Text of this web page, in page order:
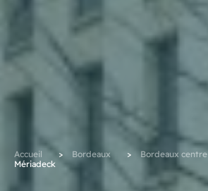
Accueil > Bordeaux > Bordeaux centre
Mériadeck